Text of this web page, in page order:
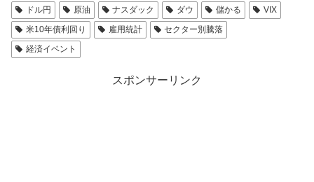
ドル円
原油 ナスダック ダウ 儲かる
VIX
米10年債利回り
雇用統計
セクター別騰落
経済イベント
スポンサーリンク